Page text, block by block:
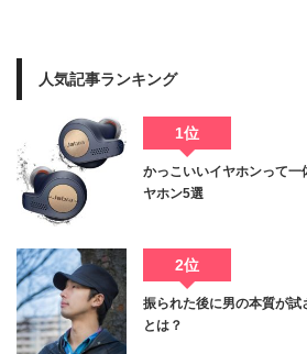
人気記事ランキング
1位
かっこいいイヤホンって一
ヤホン5選
2位
振られた後に男の本質が
とは？